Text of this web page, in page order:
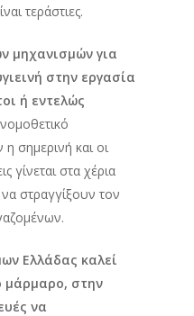
τεράστιες.
μηχανισμών για
στην εργασία
ή εντελώς
σημερινή και οι
γίνεται στα χέρια
στραγγίξουν τον
Ελλάδας καλεί
μάρμαρο, στην
να